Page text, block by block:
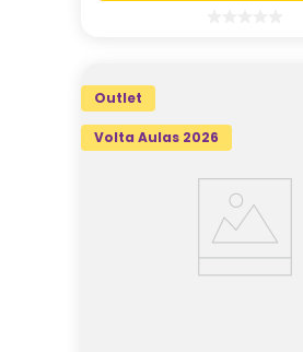
Outlet
Volta Aulas 2026